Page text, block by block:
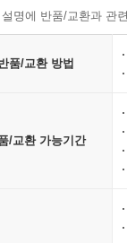
명에 반품/교환과 관
품/교환 방법
/교환 가능기간